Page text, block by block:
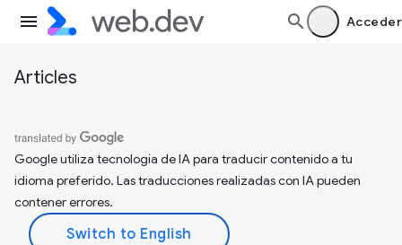
Acceder
Articles
Google utiliza tecnología de IA para traducir contenido a tu
idioma preferido. Las traducciones realizadas con IA pueden
contener errores.